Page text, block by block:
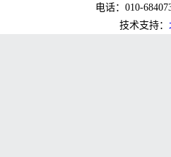
电话：010-
技术支持：